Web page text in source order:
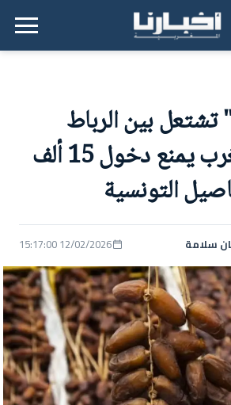
القائمة الرئيسية
تشتعل بين الرباط
وتونس.. المغرب يمنع دخول 15 ألف
التونسية
سلامة 12/02/2026 15:17:00